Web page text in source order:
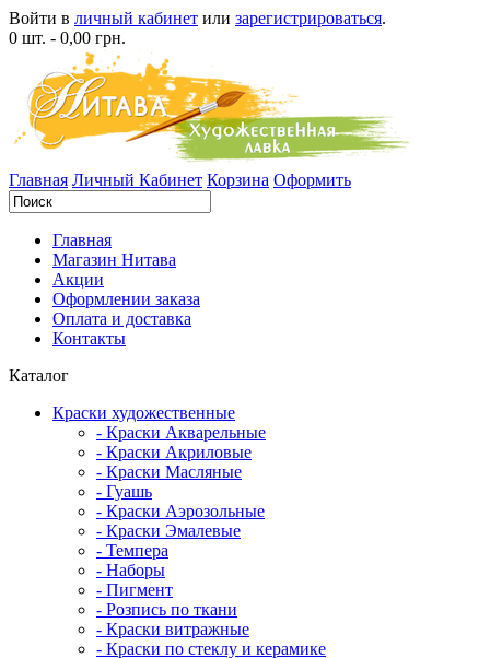
Войти в личный кабинет или зарегистрироваться.
0 шт. - 0,00 грн.
Главная Личный Кабинет Корзина Оформить
Главная
Магазин Нитава
Акции
Оформлении заказа
Оплата и доставка
Контакты
Каталог
Краски художественные
- Краски Акварельные
- Краски Акриловые
- Краски Масляные
- Гуашь
- Краски Аэрозольные
- Краски Эмалевые
- Темпера
- Наборы
- Пигмент
- Розпись по ткани
- Краски витражные
- Краски по стеклу и керамике